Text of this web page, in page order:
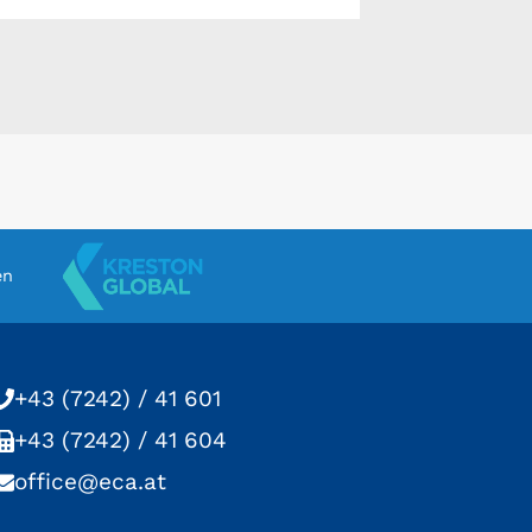
+43 (7242) / 41 601
+43 (7242) / 41 604
office@eca.at